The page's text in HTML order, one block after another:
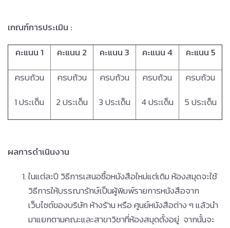
เกณฑ์การประเมิน :
คะแนน 1
คะแนน 2 คะแนน 3 คะแนน 4
คะแนน 5
ครบถ้วน
1 ประเด็น
ครบถ้วน
2 ประเด็น
ครบถ้วน
3 ประเด็น
ครบถ้วน
4 ประเด็น
ครบถ้วน
5 ประเด็น
ผลการดำเนินงาน
ในแต่ละปี วิธีการเสนอซื้อหนังสือใหม่แต่เดิม ห้องสมุดจะใช้
วิธีการให้บรรณารักษ์เป็นผู้พิมพ์รายการหนังสือจาก
เว็บไซต์ของบริษัท ห้างร้าน หรือ ศูนย์หนังสือต่าง ๆ แล้วนำ
มาแยกตามคณะและสาขาวิชาที่ห้องสมุดตั้งอยู่ จากนั้นจะ